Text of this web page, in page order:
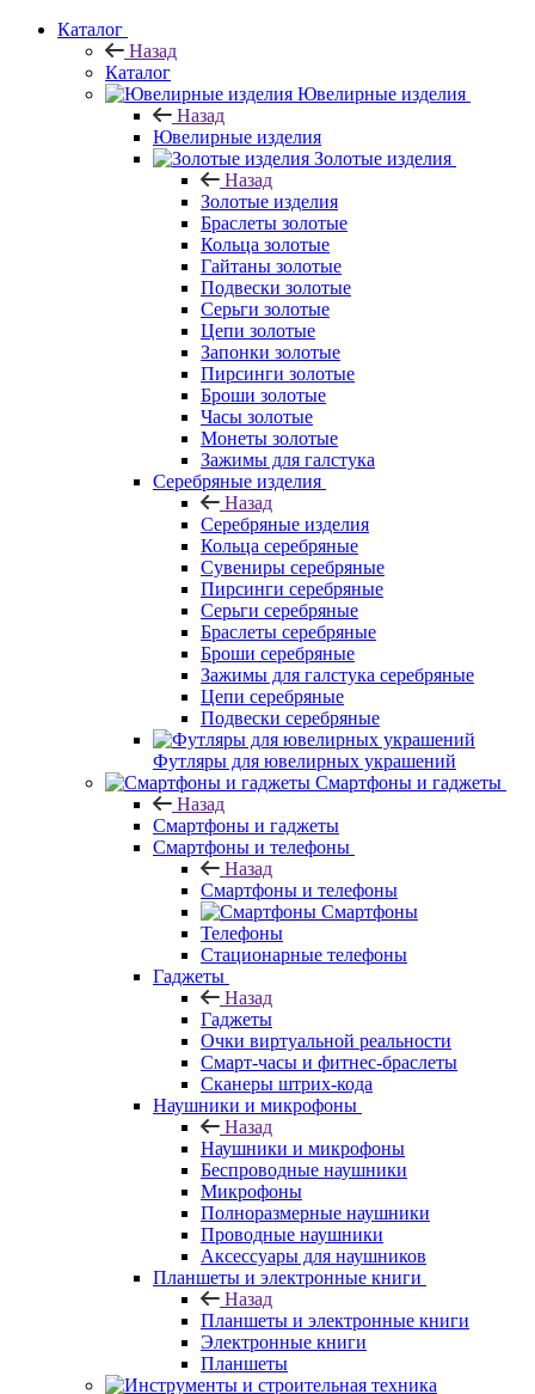
Каталог
Назад
Каталог
Ювелирные изделия
Назад
Ювелирные изделия
Золотые изделия
Назад
Золотые изделия
Браслеты золотые
Кольца золотые
Гайтаны золотые
Подвески золотые
Серьги золотые
Цепи золотые
Запонки золотые
Пирсинги золотые
Броши золотые
Часы золотые
Монеты золотые
Зажимы для галстука
Серебряные изделия
Назад
Серебряные изделия
Кольца серебряные
Сувениры серебряные
Пирсинги серебряные
Серьги серебряные
Браслеты серебряные
Броши серебряные
Зажимы для галстука серебряные
Цепи серебряные
Подвески серебряные
Футляры для ювелирных украшений
Смартфоны и гаджеты
Назад
Смартфоны и гаджеты
Смартфоны и телефоны
Назад
Смартфоны и телефоны
Смартфоны
Телефоны
Стационарные телефоны
Гаджеты
Назад
Гаджеты
Очки виртуальной реальности
Смарт-часы и фитнес-браслеты
Сканеры штрих-кода
Наушники и микрофоны
Назад
Наушники и микрофоны
Беспроводные наушники
Микрофоны
Полноразмерные наушники
Проводные наушники
Аксессуары для наушников
Планшеты и электронные книги
Назад
Планшеты и электронные книги
Электронные книги
Планшеты